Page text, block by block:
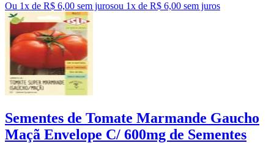
Ou 1x de R$ 6,00 sem jurosou 1x de R$ 6,00 sem juros
Sementes de Tomate Marmande Gaucho
Maçã Envelope C/ 600mg de Sementes